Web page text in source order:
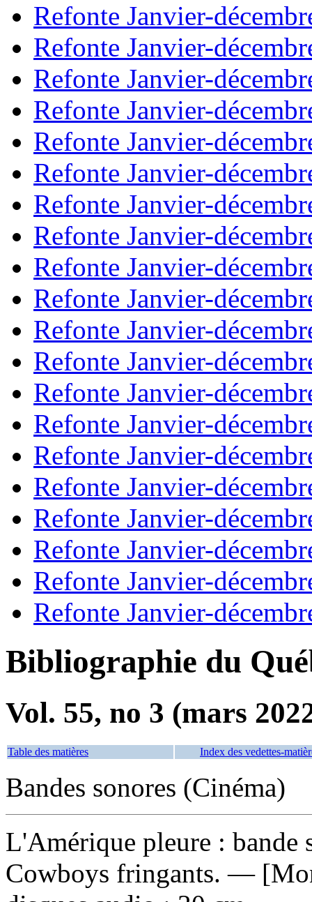
Refonte Janvier-
Refonte Janvier-
Refonte Janvier-
Refonte Janvier-
Refonte Janvier-
Refonte Janvier-
Refonte Janvier-
Refonte Janvier-
Refonte Janvier-
Refonte Janvier-
Refonte Janvier-
Refonte Janvier-
Refonte Janvier-
Refonte Janvier-
Refonte Janvier-
Refonte Janvier-
Refonte Janvier-
Refonte Janvier-
Refonte Janvier-
Refonte Janvier-
Bibliographie du
Vol. 55, no 3 (mars
Table des matières Index des vedettes-
Bandes sonores (Cinéma)
L'Amérique pleure :
Cowboys fringants. —